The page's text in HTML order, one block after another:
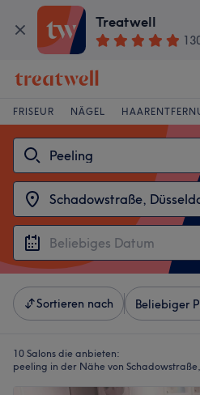
Treatwell
FRISEUR NÄGEL
Sortieren nach Beliebiger
10 Salons die anbieten:
peeling in der Nähe von